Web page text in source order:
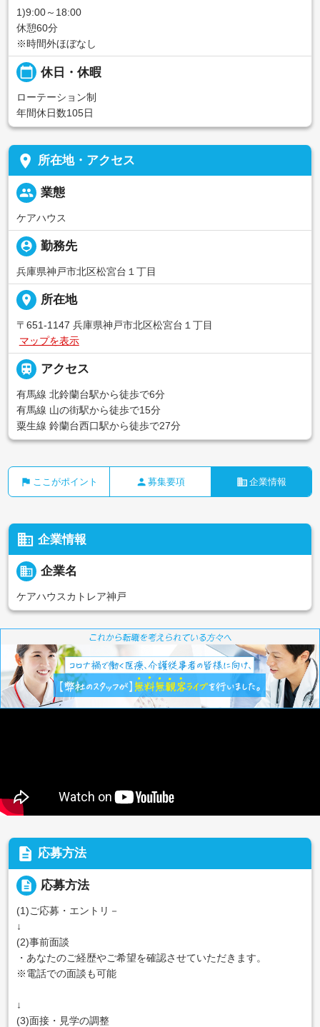
1)9:00～18:00
休憩60分
※時間外ほぼなし
calendar_today 休日・休暇
ローテーション制
年間休日数105日
place 所在地・アクセス
people 業態
ケアハウス
person_pin 勤務先
兵庫県神戸市北区松宮台１丁目
place 所在地
〒651-1147 兵庫県神戸市北区松宮台１丁目
マップを表示
 アクセス
有馬線 北鈴蘭台駅から徒歩で6分
有馬線 山の街駅から徒歩で15分
粟生線 鈴蘭台西口駅から徒歩で27分
flag ここがポイント person 募集要項 business 企業情報
business 企業情報
business 企業名
ケアハウスカトレア神戸
description 応募方法
description 応募方法
(1)ご応募・エントリ－
↓
(2)事前面談
・あなたのご経歴やご希望を確認させていただきます。
※電話での面談も可能
↓
(3)面接・見学の調整